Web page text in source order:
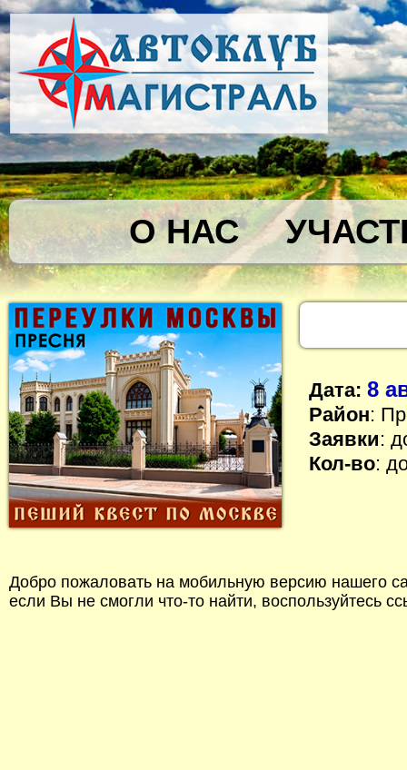
О НАС
Дата: 8
Район:
Заявки:
Кол-во:
Добро пожаловать на мобильную версию нашего
если Вы не смогли что-то найти, воспользуйтесь